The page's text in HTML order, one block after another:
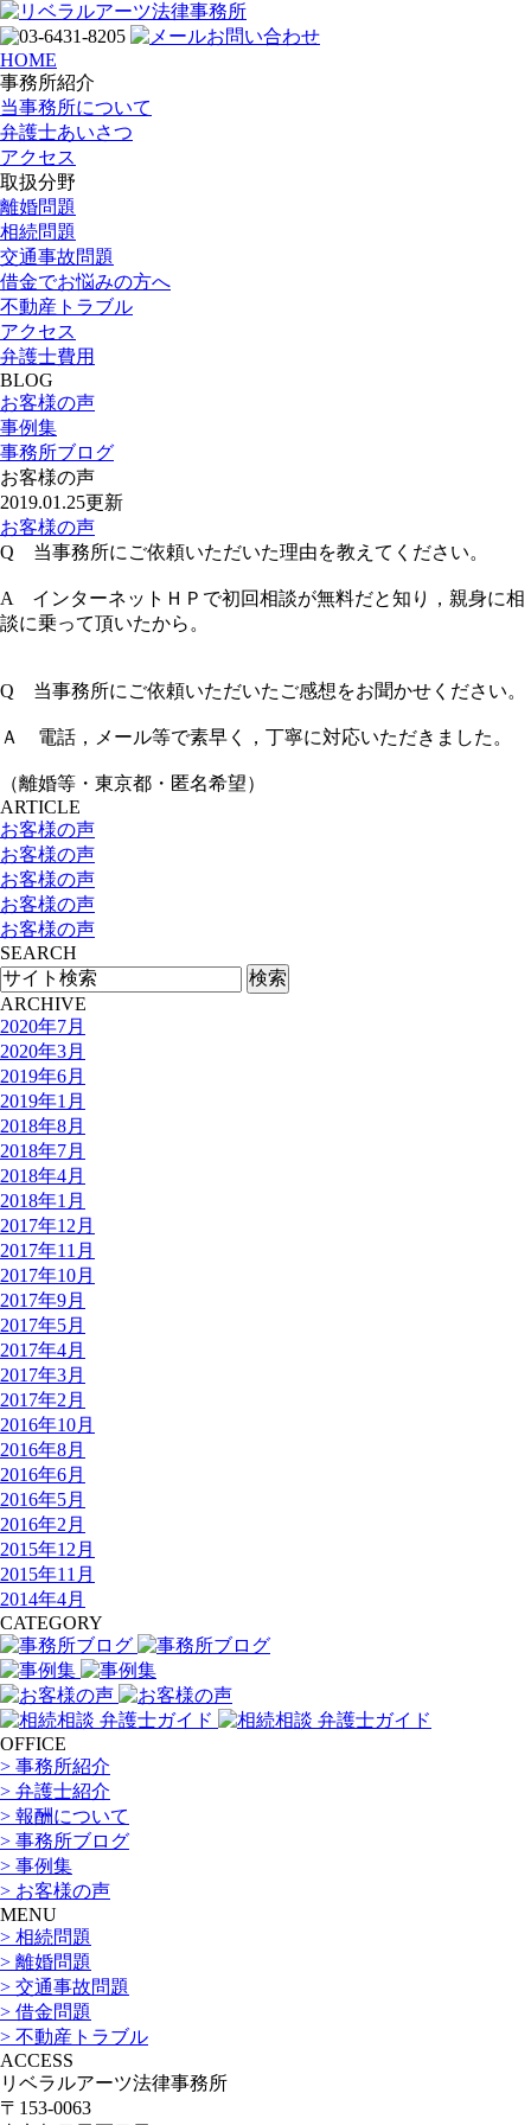
HOME
事務所紹介
当事務所について
弁護士あいさつ
アクセス
取扱分野
離婚問題
相続問題
交通事故問題
借金でお悩みの方へ
不動産トラブル
アクセス
弁護士費用
BLOG
お客様の声
事例集
事務所ブログ
お客様の声
2019.01.25更新
お客様の声
Q 当事務所にご依頼いただいた理由を教えてください。
A インターネットＨＰで初回相談が無料だと知り，親身に相
談に乗って頂いたから。
Q 当事務所にご依頼いただいたご感想をお聞かせください。
Ａ 電話，メール等で素早く，丁寧に対応いただきました。
（離婚等・東京都・匿名希望）
ARTICLE
お客様の声
お客様の声
お客様の声
お客様の声
お客様の声
SEARCH
ARCHIVE
2020年7月
2020年3月
2019年6月
2019年1月
2018年8月
2018年7月
2018年4月
2018年1月
2017年12月
2017年11月
2017年10月
2017年9月
2017年5月
2017年4月
2017年3月
2017年2月
2016年10月
2016年8月
2016年6月
2016年5月
2016年2月
2015年12月
2015年11月
2014年4月
CATEGORY
OFFICE
> 事務所紹介
> 弁護士紹介
> 報酬について
> 事務所ブログ
> 事例集
> お客様の声
MENU
> 相続問題
> 離婚問題
> 交通事故問題
> 借金問題
> 不動産トラブル
ACCESS
リベラルアーツ法律事務所
〒153-0063